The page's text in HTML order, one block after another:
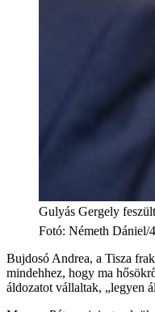
Gulyás Gergely
Fotó: Németh Dániel/
Bujdosó Andrea, a Tisza
mindehhez, hogy ma
áldozatot vállaltak, „legyen